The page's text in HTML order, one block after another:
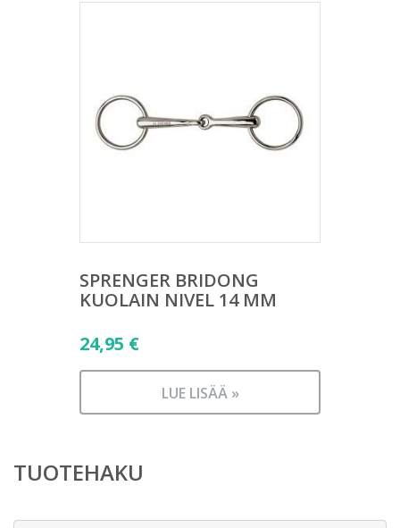
SPRENGER BRIDONG
KUOLAIN NIVEL 14 MM
24,95 €
LUE LISÄÄ »
TUOTEHAKU